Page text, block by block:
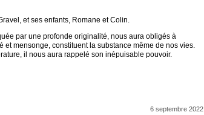
et ses enfants, Romane et Colin.
par une profonde originalité, nous aura obligés à
mensonge, constituent la substance même de nos vies.
il nous aura rappelé son inépuisable pouvoir.
6 septembre 2022